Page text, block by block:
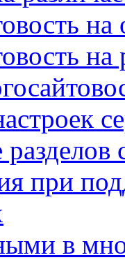
на
при
в